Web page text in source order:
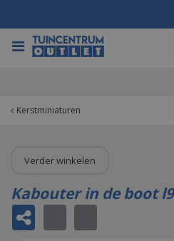
Kerstminiaturen
Verder winkelen
Kabouter in de boot